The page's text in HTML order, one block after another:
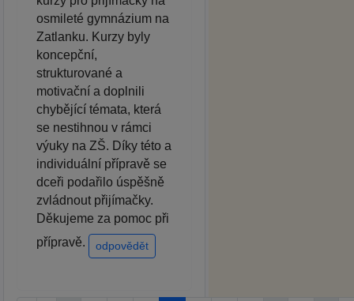
osmileté gymnázium na
Zatlanku. Kurzy byly
koncepční,
strukturované a
motivační a doplnili
chybějící témata, která
se nestihnou v rámci
výuky na ZŠ. Díky této a
individuální přípravě se
dceři podařilo úspěšně
zvládnout přijímačky.
Děkujeme za pomoc při
přípravě.
odpovědět